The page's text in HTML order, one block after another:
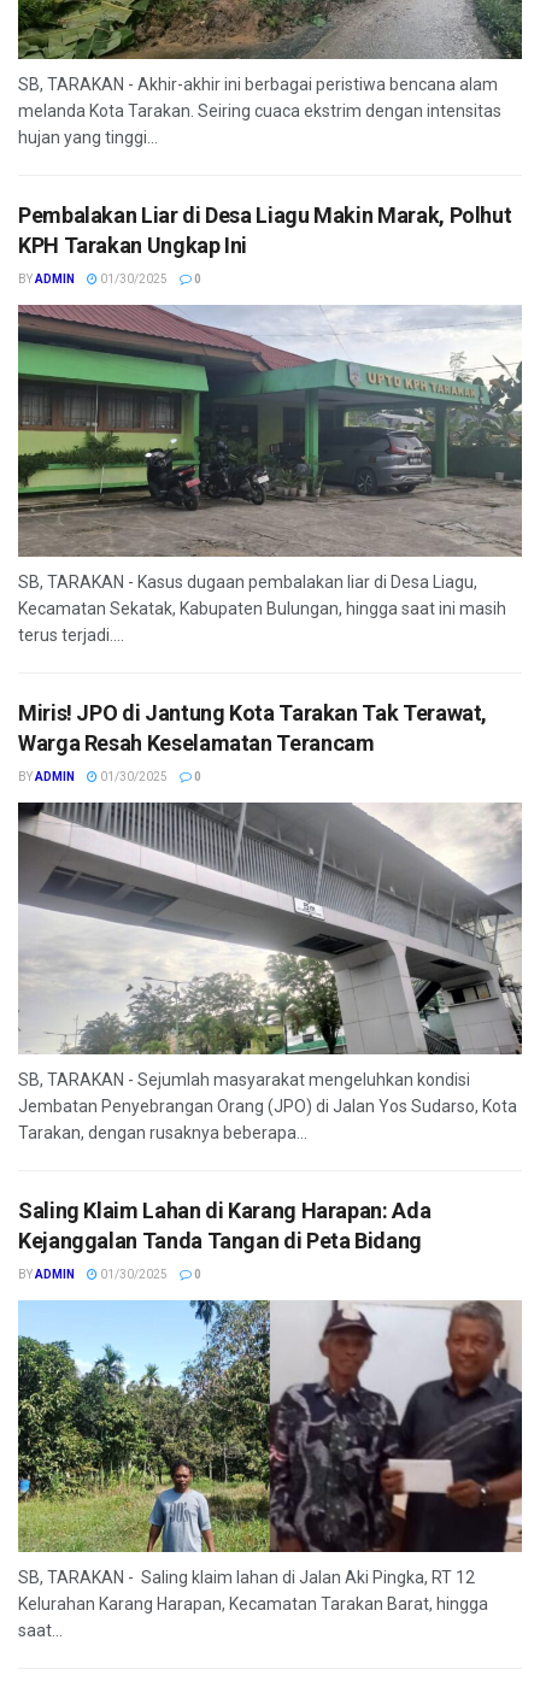
SB, TARAKAN - Akhir-akhir ini berbagai peristiwa bencana alam
melanda Kota Tarakan. Seiring cuaca ekstrim dengan intensitas
hujan yang tinggi...
Pembalakan Liar di Desa Liagu Makin Marak, Polhut
KPH Tarakan Ungkap Ini
BYADMIN 01/30/2025 0
SB, TARAKAN - Kasus dugaan pembalakan liar di Desa Liagu,
Kecamatan Sekatak, Kabupaten Bulungan, hingga saat ini masih
terus terjadi....
Miris! JPO di Jantung Kota Tarakan Tak Terawat,
Warga Resah Keselamatan Terancam
BYADMIN 01/30/2025 0
SB, TARAKAN - Sejumlah masyarakat mengeluhkan kondisi
Jembatan Penyebrangan Orang (JPO) di Jalan Yos Sudarso, Kota
Tarakan, dengan rusaknya beberapa...
Saling Klaim Lahan di Karang Harapan: Ada
Kejanggalan Tanda Tangan di Peta Bidang
BYADMIN 01/30/2025 0
SB, TARAKAN - Saling klaim lahan di Jalan Aki Pingka, RT 12
Kelurahan Karang Harapan, Kecamatan Tarakan Barat, hingga
saat...